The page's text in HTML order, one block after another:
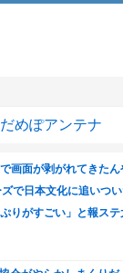
だめぽアンテナ